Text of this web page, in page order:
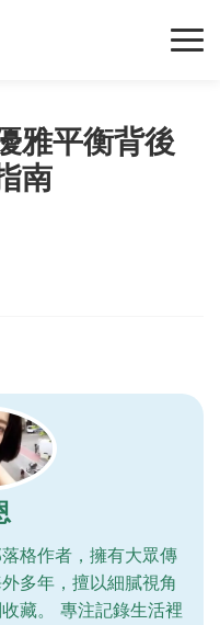
雅平衡背後
南
格作者，擁有大眾傳
多年，擅以細膩視角
藏。 專注記錄生活裡